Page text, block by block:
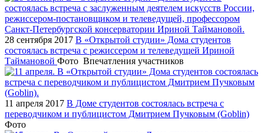
28 сентября 2017 В «Открытой студии» Дома студентов
состоялась встреча с режиссером и телеведущей Ириной
Таймановой Фото Впечатления участников
11 апреля 2017 В Доме студентов состоялась встреча с
переводчиком и публицистом Дмитрием Пучковым (Goblin)
Фото